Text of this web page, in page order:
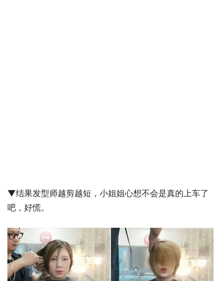
▼结果发型师越剪越短，小姐姐心想不会是真的上车了
吧，好慌。